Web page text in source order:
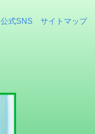
公式SNS サイトマップ